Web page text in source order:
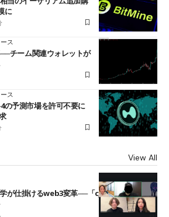
に
ス
チーム関連ウォレットが
ス
の予測市場を許可不要に
View All
が仕掛けるweb3変革──「cJPY」とAIの融合